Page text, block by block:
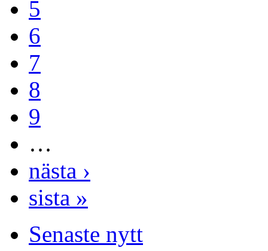
5
6
7
8
9
…
nästa ›
sista »
Senaste nytt